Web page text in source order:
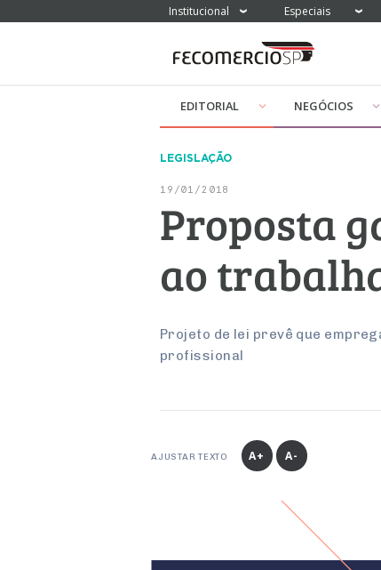
Institucional Especiais
EDITORIAL NEGÓCIOS
LEGISLAÇÃO
19/01/2018
Proposta
ao
Projeto de lei prevê que
profissional
AJUSTAR TEXTO A+ A-